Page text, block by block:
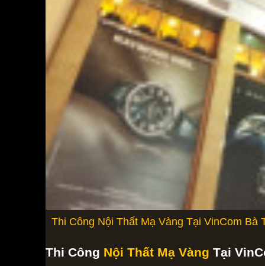
Thi Công Nội Thất Mạ Vàng Tại VinCom Bà
Thi Công Nội Thất Mạ Vàng Tại